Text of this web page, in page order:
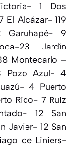
1 Dos
El Alcázar- 119
Garuhapé- 9
23 Jardín
Montecarlo –
Pozo Azul- 4
4 Puerto
Rico- 7 Ruiz
12 San
Javier- 12 San
de Liniers-